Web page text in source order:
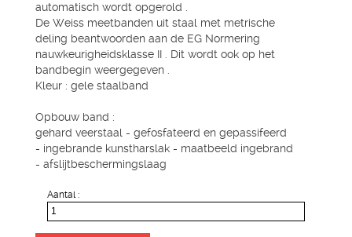
automatisch wordt opgerold .
De Weiss meetbanden uit staal met metrische
deling beantwoorden aan de EG Normering
nauwkeurigheidsklasse II . Dit wordt ook op het
bandbegin weergegeven .
Kleur : gele staalband
Opbouw band :
gehard veerstaal - gefosfateerd en gepassifeerd
- ingebrande kunstharslak - maatbeeld ingebrand
- afslijtbeschermingslaag
Aantal :